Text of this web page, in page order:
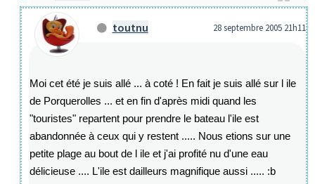
toutnu 28 septembre 2005 21h11
Moi cet été je suis allé ... à coté ! En fait je suis allé sur l ile
de Porquerolles ... et en fin d'après midi quand les
"touristes" repartent pour prendre le bateau l'ile est
abandonnée à ceux qui y restent ..... Nous etions sur une
petite plage au bout de l ile et j'ai profité nu d'une eau
délicieuse .... L'ile est dailleurs magnifique aussi ..... :b